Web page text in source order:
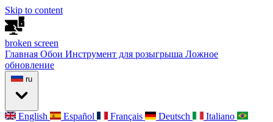
Skip to content
broken screen
Главная Обои Инструмент для розыгрыша Ложное
обновление
ru
English Español Français Deutsch
Italiano